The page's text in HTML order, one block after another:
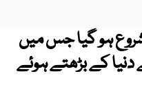
ہو گیا جس میں
کے بڑھتے ہوئے